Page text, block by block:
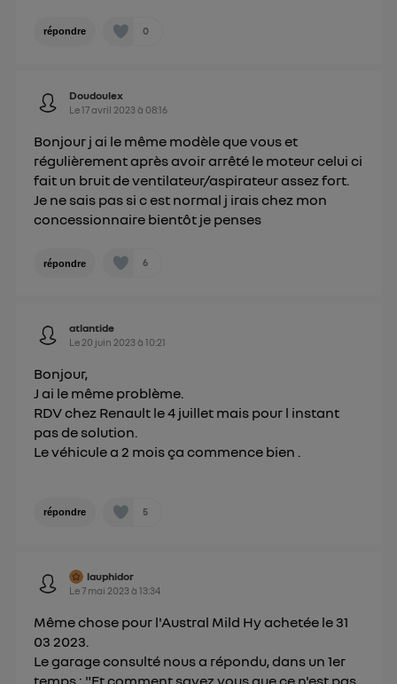
répondre 0
Doudoulex
Le17 avril 2023 à 08:16
Bonjour j ai le même modèle que vous et
régulièrement après avoir arrêté le moteur celui ci
fait un bruit de ventilateur/aspirateur assez fort.
Je ne sais pas si c est normal j irais chez mon
concessionnaire bientôt je penses
répondre 6
atlantide
Le 20 juin 2023 à10:21
Bonjour,
J ai le même problème.
RDV chez Renault le 4 juillet mais pour l instant
pas de solution.
Le véhicule a 2 mois ça commence bien .
répondre 5
lauphidor
Le7 mai 2023 à13:34
Même chose pour l'Austral Mild Hy achetée le 31
03 2023.
Le garage consulté nous a répondu, dans un 1er